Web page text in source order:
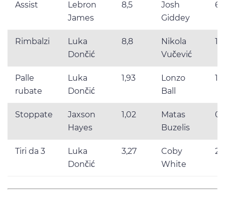
Assist
Lebron
James
8,5
Josh
Giddey
Rimbalzi
Luka
Dončić
8,8
Nikola
Vučević
Palle
rubate
Luka
Dončić
1,93
Lonzo
Ball
Stoppate
Jaxson
Hayes
1,02
Matas
Buzelis
Tiri da 3
Luka
Dončić
3,27
Coby
White